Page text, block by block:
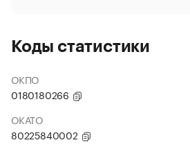
Коды статистики
ОКПО
0180180266
ОКАТО
80225840002